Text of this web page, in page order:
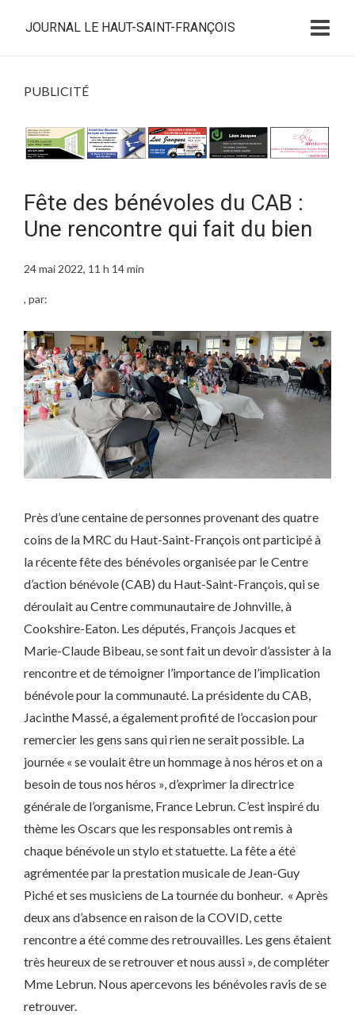
JOURNAL LE HAUT-SAINT-FRANÇOIS
PUBLICITÉ
Fête des bénévoles du CAB :
Une rencontre qui fait du bien
24 mai 2022, 11 h 14 min
, par:
Près d’une centaine de personnes provenant des quatre
coins de la MRC du Haut-Saint-François ont participé à
la récente fête des bénévoles organisée par le Centre
d’action bénévole (CAB) du Haut-Saint-François, qui se
déroulait au Centre communautaire de Johnville, à
Cookshire-Eaton. Les députés, François Jacques et
Marie-Claude Bibeau, se sont fait un devoir d’assister à la
rencontre et de témoigner l’importance de l’implication
bénévole pour la communauté. La présidente du CAB,
Jacinthe Massé, a également profité de l’occasion pour
remercier les gens sans qui rien ne serait possible. La
journée « se voulait être un hommage à nos héros et on a
besoin de tous nos héros », d’exprimer la directrice
générale de l’organisme, France Lebrun. C’est inspiré du
thème les Oscars que les responsables ont remis à
chaque bénévole un stylo et statuette. La fête a été
agrémentée par la prestation musicale de Jean-Guy
Piché et ses musiciens de La tournée du bonheur. « Après
deux ans d’absence en raison de la COVID, cette
rencontre a été comme des retrouvailles. Les gens étaient
très heureux de se retrouver et nous aussi », de compléter
Mme Lebrun. Nous apercevons les bénévoles ravis de se
retrouver.